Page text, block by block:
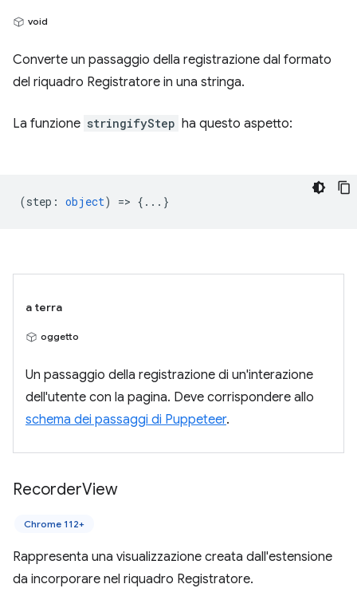
void
Converte un passaggio della registrazione dal formato
del riquadro Registratore in una stringa.
La funzione stringifyStep ha questo aspetto:
(step : object) => {...}
a terra
oggetto
Un passaggio della registrazione di un'interazione
dell'utente con la pagina. Deve corrispondere allo
schema dei passaggi di Puppeteer.
RecorderView
Chrome 112+
Rappresenta una visualizzazione creata dall'estensione
da incorporare nel riquadro Registratore.